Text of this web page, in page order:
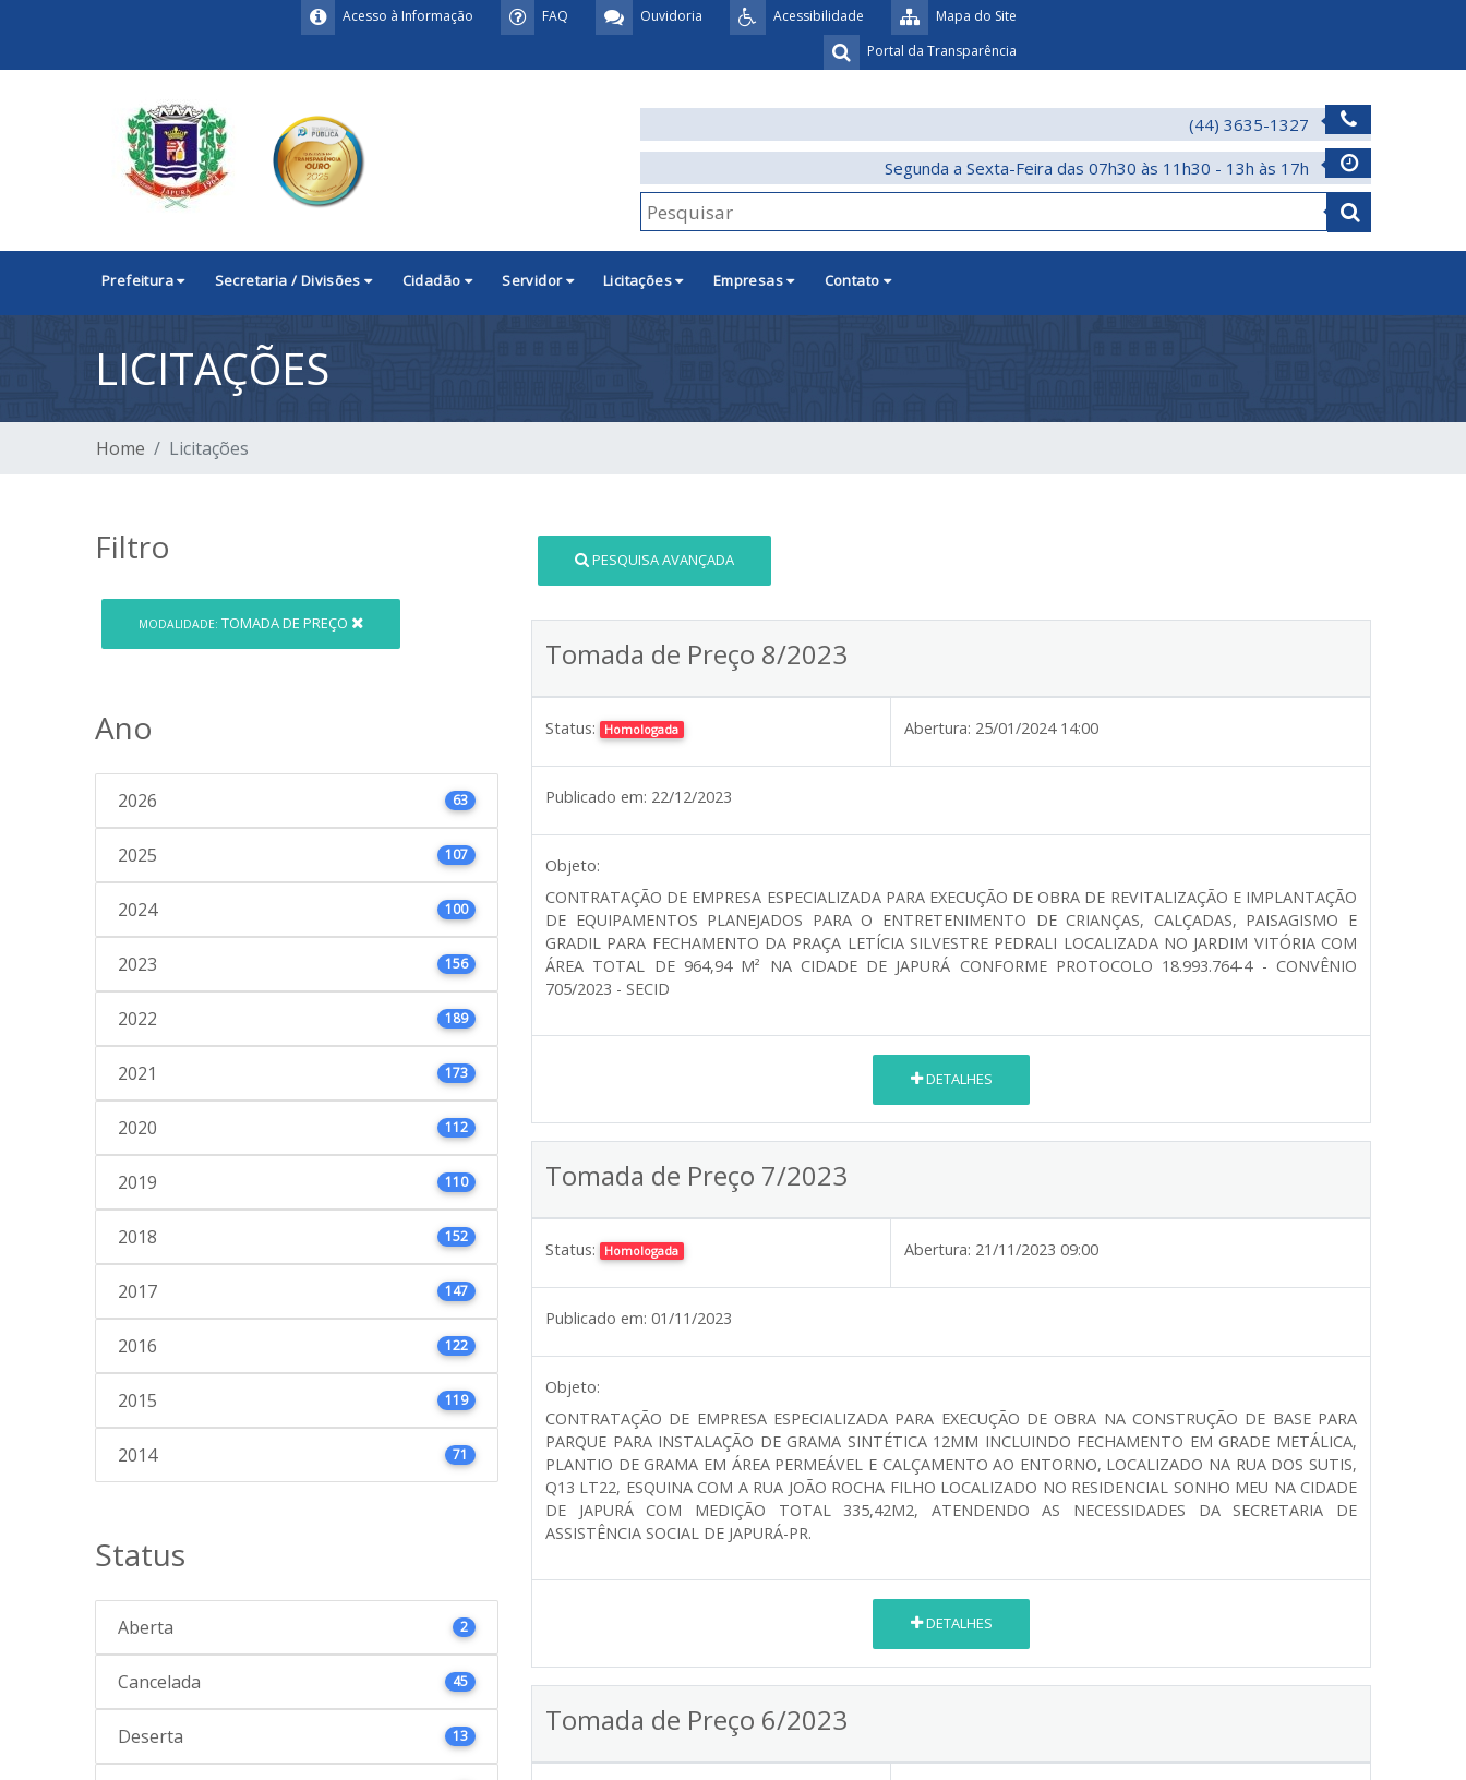
Mapa do Site
Acessibilidade
Ouvidoria
FAQ
Acesso à Informação
Portal da Transparência
(44) 3635-1327
Segunda a Sexta-Feira das 07h30 às 11h30 - 13h às 17h
Prefeitura Secretaria / Divisões Cidadão Servidor Licitações Empresas Contato
LICITAÇÕES
Home Licitações
Filtro
MODALIDADE: TOMADA DE PREÇO
Ano
2026 63
2025 107
2024 100
2023 156
2022 189
2021 173
2020 112
2019 110
2018 152
2017 147
2016 122
2015 119
2014 71
Status
Aberta 2
Cancelada 45
Deserta 13
PESQUISA AVANÇADA
Tomada de Preço 8/2023
Status: Homologada Abertura: 25/01/2024 14:00
Publicado em: 22/12/2023
Objeto:
CONTRATAÇÃO DE EMPRESA ESPECIALIZADA PARA EXECUÇÃO DE OBRA DE REVITALIZAÇÃO E IMPLANTAÇÃO
DE EQUIPAMENTOS PLANEJADOS PARA O ENTRETENIMENTO DE CRIANÇAS, CALÇADAS, PAISAGISMO E
GRADIL PARA FECHAMENTO DA PRAÇA LETÍCIA SILVESTRE PEDRALI LOCALIZADA NO JARDIM VITÓRIA COM
ÁREA TOTAL DE 964,94 M² NA CIDADE DE JAPURÁ CONFORME PROTOCOLO 18.993.764-4 - CONVÊNIO
705/2023 - SECID
DETALHES
Tomada de Preço 7/2023
Status: Homologada Abertura: 21/11/2023 09:00
Publicado em: 01/11/2023
Objeto:
CONTRATAÇÃO DE EMPRESA ESPECIALIZADA PARA EXECUÇÃO DE OBRA NA CONSTRUÇÃO DE BASE PARA
PARQUE PARA INSTALAÇÃO DE GRAMA SINTÉTICA 12MM INCLUINDO FECHAMENTO EM GRADE METÁLICA,
PLANTIO DE GRAMA EM ÁREA PERMEÁVEL E CALÇAMENTO AO ENTORNO, LOCALIZADO NA RUA DOS SUTIS,
Q13 LT22, ESQUINA COM A RUA JOÃO ROCHA FILHO LOCALIZADO NO RESIDENCIAL SONHO MEU NA CIDADE
DE JAPURÁ COM MEDIÇÃO TOTAL 335,42M2, ATENDENDO AS NECESSIDADES DA SECRETARIA DE
ASSISTÊNCIA SOCIAL DE JAPURÁ-PR.
DETALHES
Tomada de Preço 6/2023